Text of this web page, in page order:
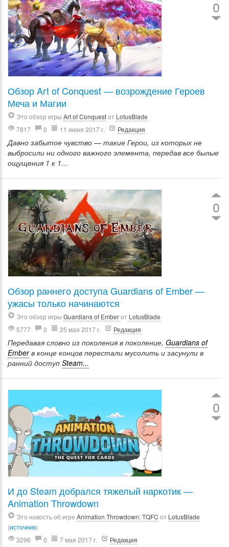
0
Обзор Art of Conquest — возрождение Героев
Меча и Магии
Это обзор игры Art of Conquestот LotusBlade
7817
0 11 июня 2017 г. Редакция
Давно забытое чувство — такие Герои, из которых не
выбросили ни одного важного элемента, передав все былые
ощущения 1 к 1...
0
Обзор раннего доступа Guardians of Ember —
ужасы только начинаются
Это обзор игры Guardians of Emberот LotusBlade
5777
0 25 мая 2017 г. Редакция
Передавая словно из поколения в поколение, Guardians of
Emberв конце концов перестали мусолить и засунули в
ранний доступ Steam...
0
И до Steam добрался тяжелый наркотик —
Animation Throwdown
Это новость об игре Animation Throwdown: TQFC от LotusBlade
(источник)
3296
0 7 мая 2017 г. Редакция